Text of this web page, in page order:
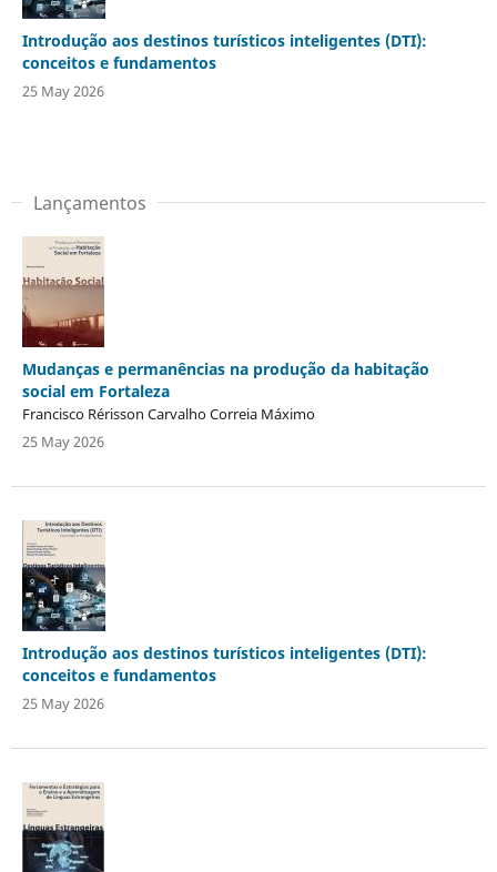
Introdução aos destinos turísticos inteligentes (DTI):
conceitos e fundamentos
25 May 2026
Lançamentos
Mudanças e permanências na produção da habitação
social em Fortaleza
Francisco Rérisson Carvalho Correia Máximo
25 May 2026
Introdução aos destinos turísticos inteligentes (DTI):
conceitos e fundamentos
25 May 2026